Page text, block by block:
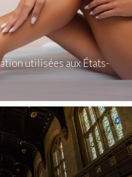
utilisées aux États-